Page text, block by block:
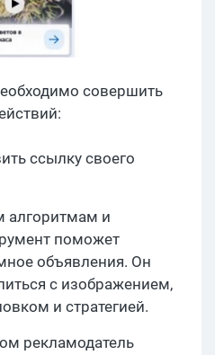
совершить
ссылку своего
алгоритмам и
поможет
объявления. Он
с изображением,
и стратегией.
рекламодатель